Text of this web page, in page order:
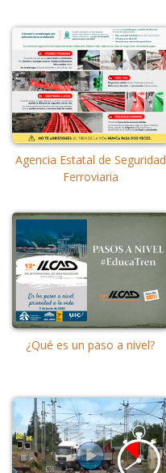
Agencia Estatal de Seguridad
Ferroviaria
¿Qué es un paso a nivel?